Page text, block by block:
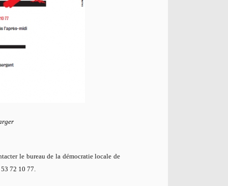
le bureau de la démocratie locale de
72 10 77.